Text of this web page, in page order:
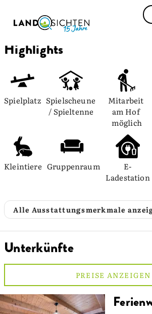
Highlights
Spielplatz Spielscheune
/ Spieltenne
Mitarbeit
am Hof
möglich
Kleintiere Gruppenraum
E-
Ladestation
Alle Ausstattungsmerkmale
Unterkünfte
PREISE ANZEIGEN